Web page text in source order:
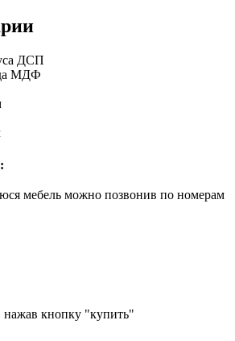
ДСП
МДФ
мебель можно позвонив по номерам
нажав кнопку "купить"